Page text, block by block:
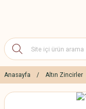
Anasayfa Altın Zincirler